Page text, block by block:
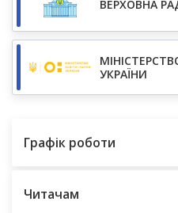
ВЕРХОВНА
УКРАЇНИ
Графік роботи
Читачам